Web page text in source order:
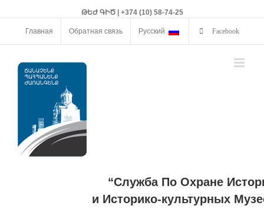
ԹԵԺ ԳԻԾ | +374 (10) 58-74-25
Главная Обратная связь Русский Facebook
“Служба По Охране
и Историко-культурных